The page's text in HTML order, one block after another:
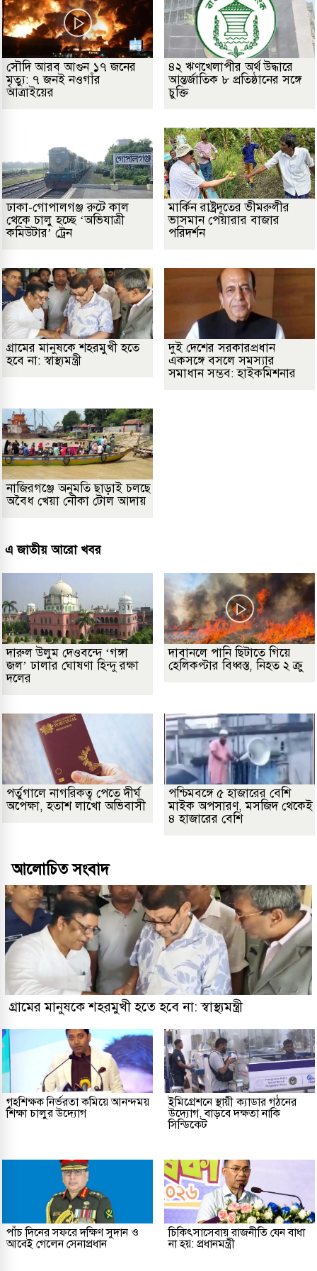
সৌদি আরব আগুন ১৭ জনের
মৃত্যু: ৭ জনই নওগাঁর
আত্রাইয়ের
৪২ ঋণখেলাপীর অর্থ উদ্ধারে
আন্তর্জাতিক ৮ প্রতিষ্ঠানের সঙ্গে
চুক্তি
ঢাকা-গোপালগঞ্জ রুটে কাল
থেকে চালু হচ্ছে ‘অভিযাত্রী
কমিউটার’ ট্রেন
মার্কিন রাষ্ট্রদূতের ভীমরুলীর
ভাসমান পেয়ারার বাজার
পরিদর্শন
গ্রামের মানুষকে শহরমুখী হতে
হবে না: স্বাস্থ্যমন্ত্রী
দুই দেশের সরকারপ্রধান
একসঙ্গে বসলে সমস্যার
সমাধান সম্ভব: হাইকমিশনার
নাজিরগঞ্জে অনুমতি ছাড়াই চলছে
অবৈধ খেয়া নৌকা টোল আদায়
এ জাতীয় আরো খবর
দারুল উলুম দেওবন্দে ‘গঙ্গা
জল’ ঢালার ঘোষণা হিন্দু রক্ষা
দলের
দাবানলে পানি ছিটাতে গিয়ে
হেলিকপ্টার বিধ্বস্ত, নিহত ২ ক্রু
পর্তুগালে নাগরিকত্ব পেতে দীর্ঘ
অপেক্ষা, হতাশ লাখো অভিবাসী
পশ্চিমবঙ্গে ৫ হাজারের বেশি
মাইক অপসারণ, মসজিদ থেকেই
৪ হাজারের বেশি
আলোচিত সংবাদ
গ্রামের মানুষকে শহরমুখী হতে হবে না: স্বাস্থ্যমন্ত্রী
গৃহশিক্ষক নির্ভরতা কমিয়ে আনন্দময়
শিক্ষা চালুর উদ্যোগ
ইমিগ্রেশনে স্থায়ী ক্যাডার গঠনের
উদ্যোগ, বাড়বে দক্ষতা নাকি
সিন্ডিকেট
পাঁচ দিনের সফরে দক্ষিণ সুদান ও
আবেই গেলেন সেনাপ্রধান
চিকিৎসাসেবায় রাজনীতি যেন বাধা
না হয়: প্রধানমন্ত্রী